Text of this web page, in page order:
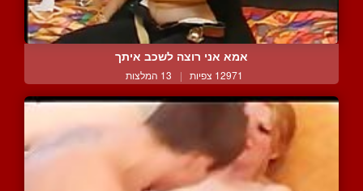
אמא אני רוצה לשכב איתך
12971 צפיות | 13 המלצות